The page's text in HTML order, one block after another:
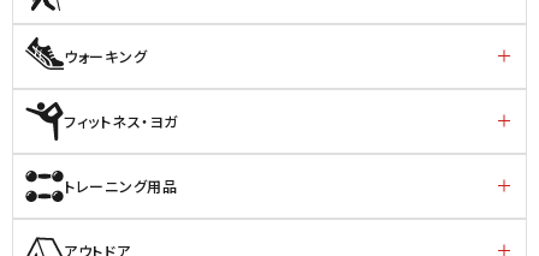
ウォーキング
フィットネス・ヨガ
トレーニング用品
アウトドア